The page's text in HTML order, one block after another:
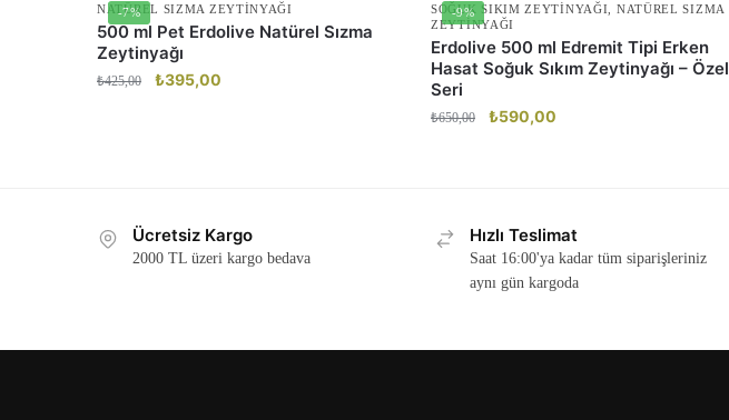
-7%
NATÜREL SIZMA ZEYTINYAĞI
500 ml Pet Erdolive Natürel Sızma
Zeytinyağı
₺425,00
Orijinal
₺395,00
-9%
SOĞUK SIKIM ZEYTINYAĞI
NATÜREL SIZMA
ZEYTINYAĞI
Erdolive 500 ml Edremit Tipi Erken
Hasat Soğuk Sıkım Zeytinyağı – Özel
Seri
₺650,00
Orijinal
₺590,00
Ücretsiz Kargo
2000 TL üzeri kargo bedava
Hızlı Teslimat
Saat 16:00'ya kadar tüm siparişleriniz
aynı gün kargoda